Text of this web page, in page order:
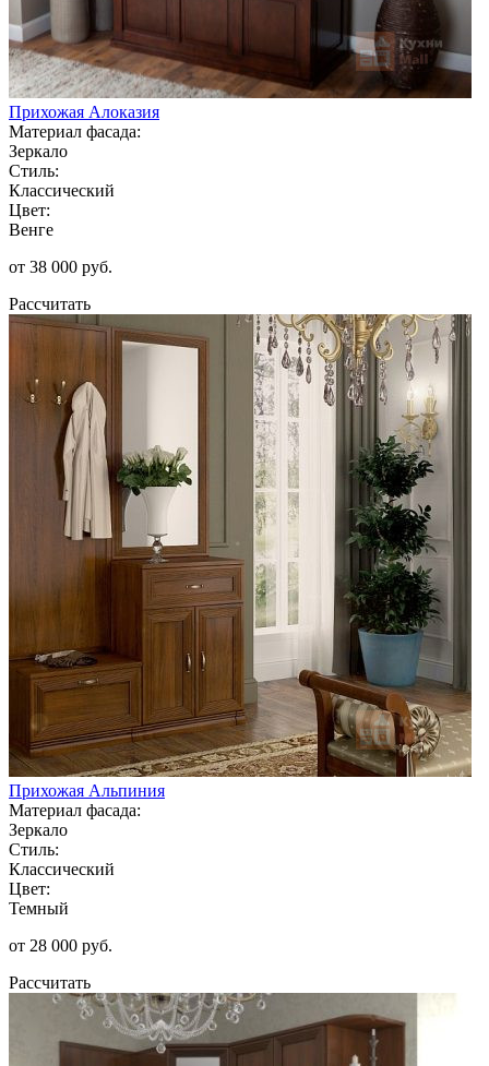
Прихожая Алоказия
Материал фасада:
Зеркало
Стиль:
Классический
Цвет:
Венге
от 38 000 руб.
Рассчитать
Прихожая Альпиния
Материал фасада:
Зеркало
Стиль:
Классический
Цвет:
Темный
от 28 000 руб.
Рассчитать